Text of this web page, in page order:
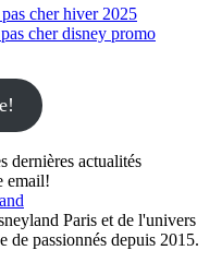
dernières actualités
email!
Paris et de l'univers
de passionnés depuis 2015.